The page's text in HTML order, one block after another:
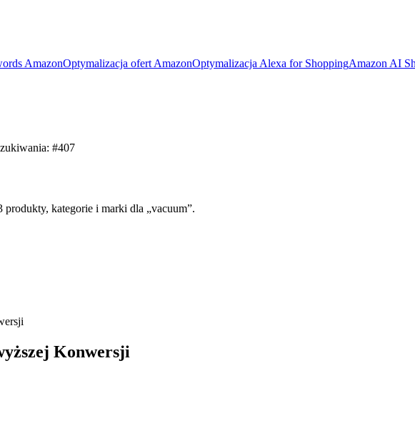
AmazonOptymalizacja ofert AmazonOptymalizacja Alexa for ShoppingAmazon AI
#407
kategorie i marki dla „vacuum”.
Konwersji